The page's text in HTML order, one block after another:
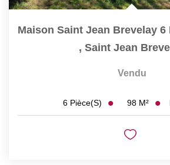
, Saint Jean
Vendu
6 Pièce(s) 98 M²